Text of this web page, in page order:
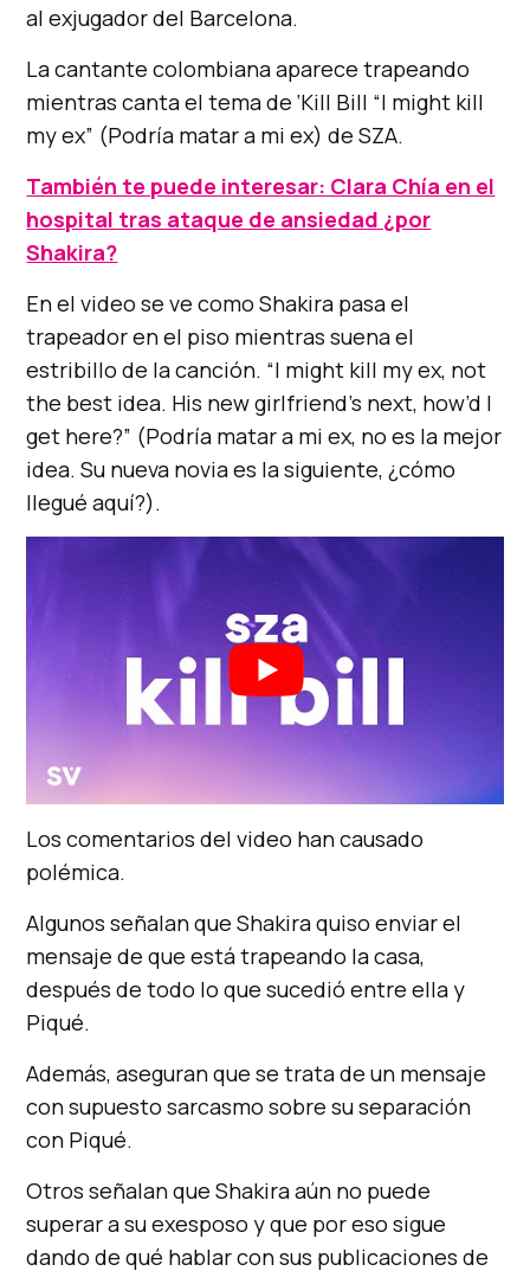
al exjugador del Barcelona.
La cantante colombiana aparece trapeando
mientras canta el tema de ‘Kill Bill “I might kill
my ex” (Podría matar a mi ex) de SZA.
También te puede interesar: Clara Chía en el
hospital tras ataque de ansiedad ¿por
Shakira?
En el video se ve como Shakira pasa el
trapeador en el piso mientras suena el
estribillo de la canción. “I might kill my ex, not
the best idea. His new girlfriend’s next, how’d I
get here?” (Podría matar a mi ex, no es la mejor
idea. Su nueva novia es la siguiente, ¿cómo
llegué aquí?).
Los comentarios del video han causado
polémica.
Algunos señalan que Shakira quiso enviar el
mensaje de que está trapeando la casa,
después de todo lo que sucedió entre ella y
Piqué.
Además, aseguran que se trata de un mensaje
con supuesto sarcasmo sobre su separación
con Piqué.
Otros señalan que Shakira aún no puede
superar a su exesposo y que por eso sigue
dando de qué hablar con sus publicaciones de